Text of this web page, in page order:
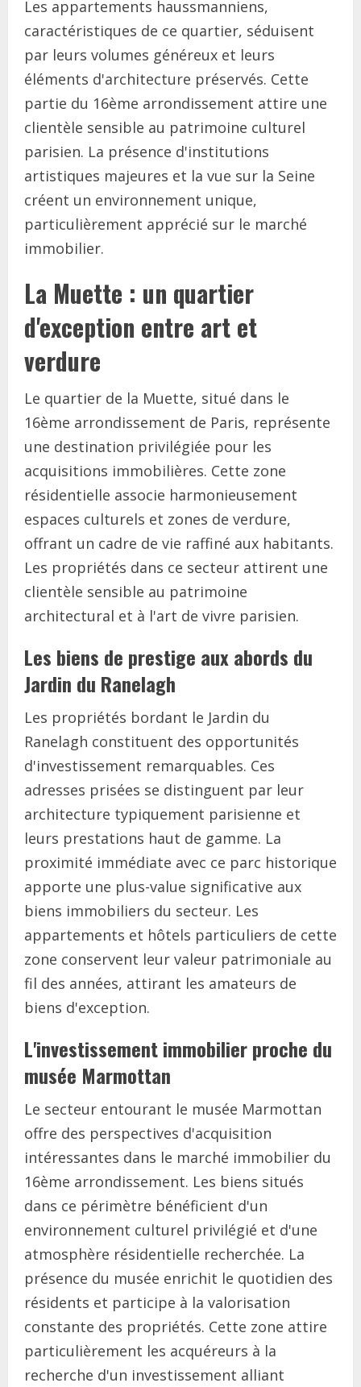
Les appartements haussmanniens,
caractéristiques de ce quartier, séduisent
par leurs volumes généreux et leurs
éléments d'architecture préservés. Cette
partie du 16ème arrondissement attire une
clientèle sensible au patrimoine culturel
parisien. La présence d'institutions
artistiques majeures et la vue sur la Seine
créent un environnement unique,
particulièrement apprécié sur le marché
immobilier.
La Muette : un quartier
d'exception entre art et
verdure
Le quartier de la Muette, situé dans le
16ème arrondissement de Paris, représente
une destination privilégiée pour les
acquisitions immobilières. Cette zone
résidentielle associe harmonieusement
espaces culturels et zones de verdure,
offrant un cadre de vie raffiné aux habitants.
Les propriétés dans ce secteur attirent une
clientèle sensible au patrimoine
architectural et à l'art de vivre parisien.
Les biens de prestige aux abords du
Jardin du Ranelagh
Les propriétés bordant le Jardin du
Ranelagh constituent des opportunités
d'investissement remarquables. Ces
adresses prisées se distinguent par leur
architecture typiquement parisienne et
leurs prestations haut de gamme. La
proximité immédiate avec ce parc historique
apporte une plus-value significative aux
biens immobiliers du secteur. Les
appartements et hôtels particuliers de cette
zone conservent leur valeur patrimoniale au
fil des années, attirant les amateurs de
biens d'exception.
L'investissement immobilier proche du
musée Marmottan
Le secteur entourant le musée Marmottan
offre des perspectives d'acquisition
intéressantes dans le marché immobilier du
16ème arrondissement. Les biens situés
dans ce périmètre bénéficient d'un
environnement culturel privilégié et d'une
atmosphère résidentielle recherchée. La
présence du musée enrichit le quotidien des
résidents et participe à la valorisation
constante des propriétés. Cette zone attire
particulièrement les acquéreurs à la
recherche d'un investissement alliant